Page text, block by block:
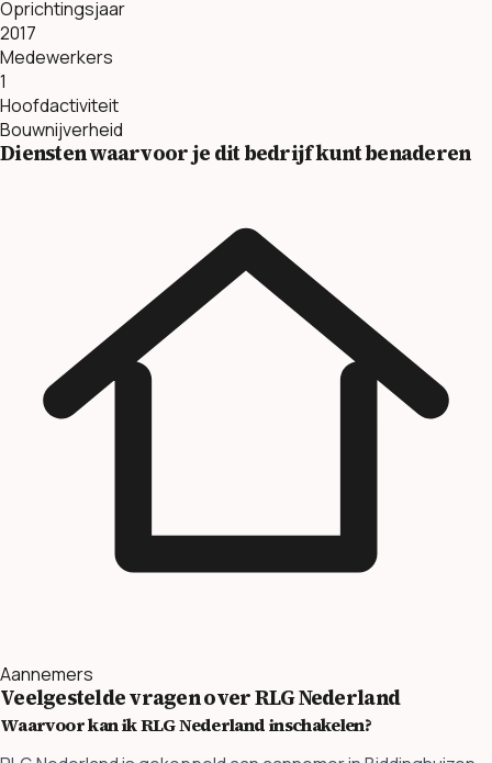
Oprichtingsjaar
2017
Medewerkers
1
Hoofdactiviteit
Bouwnijverheid
Diensten waarvoor je dit bedrijf kunt benaderen
Aannemers
Veelgestelde vragen over RLG Nederland
Waarvoor kan ik RLG Nederland inschakelen?